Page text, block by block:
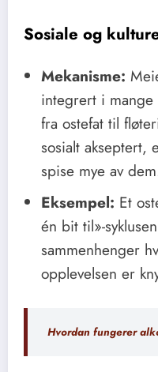
Sosiale og
Mekanisme:
integrert i mange
fra ostefat til
sosialt akseptert,
spise mye av
Eksempel: Et
én bit til»-
sammenhenger
opplevelsen er
Hvordan fungerer